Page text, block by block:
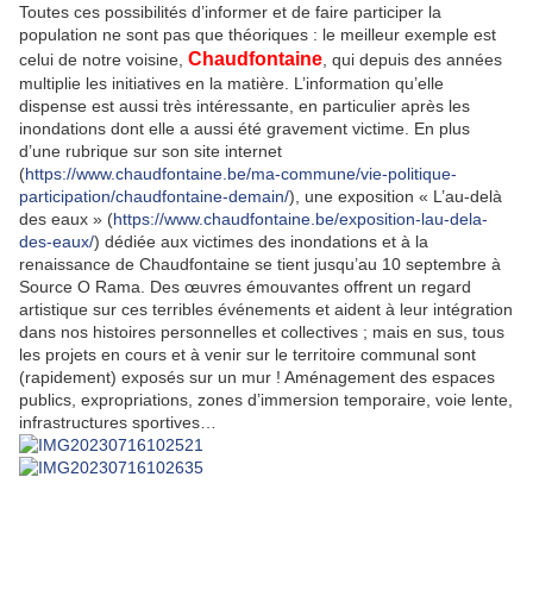
Toutes ces possibilités d’informer et de faire participer la
population ne sont pas que théoriques : le meilleur exemple est
celui de notre voisine, Chaudfontaine , qui depuis des années
multiplie les initiatives en la matière. L’information qu’elle
dispense est aussi très intéressante, en particulier après les
inondations dont elle a aussi été gravement victime. En plus
d’une rubrique sur son site internet
(https://www.chaudfontaine.be/ma-commune/vie-politique-
participation/chaudfontaine-demain/), une exposition « L’au-delà
des eaux » (https://www.chaudfontaine.be/exposition-lau-dela-
des-eaux/) dédiée aux victimes des inondations et à la
renaissance de Chaudfontaine se tient jusqu’au 10 septembre à
Source O Rama. Des œuvres émouvantes offrent un regard
artistique sur ces terribles événements et aident à leur intégration
dans nos histoires personnelles et collectives ; mais en sus, tous
les projets en cours et à venir sur le territoire communal sont
(rapidement) exposés sur un mur ! Aménagement des espaces
publics, expropriations, zones d’immersion temporaire, voie lente,
infrastructures sportives…